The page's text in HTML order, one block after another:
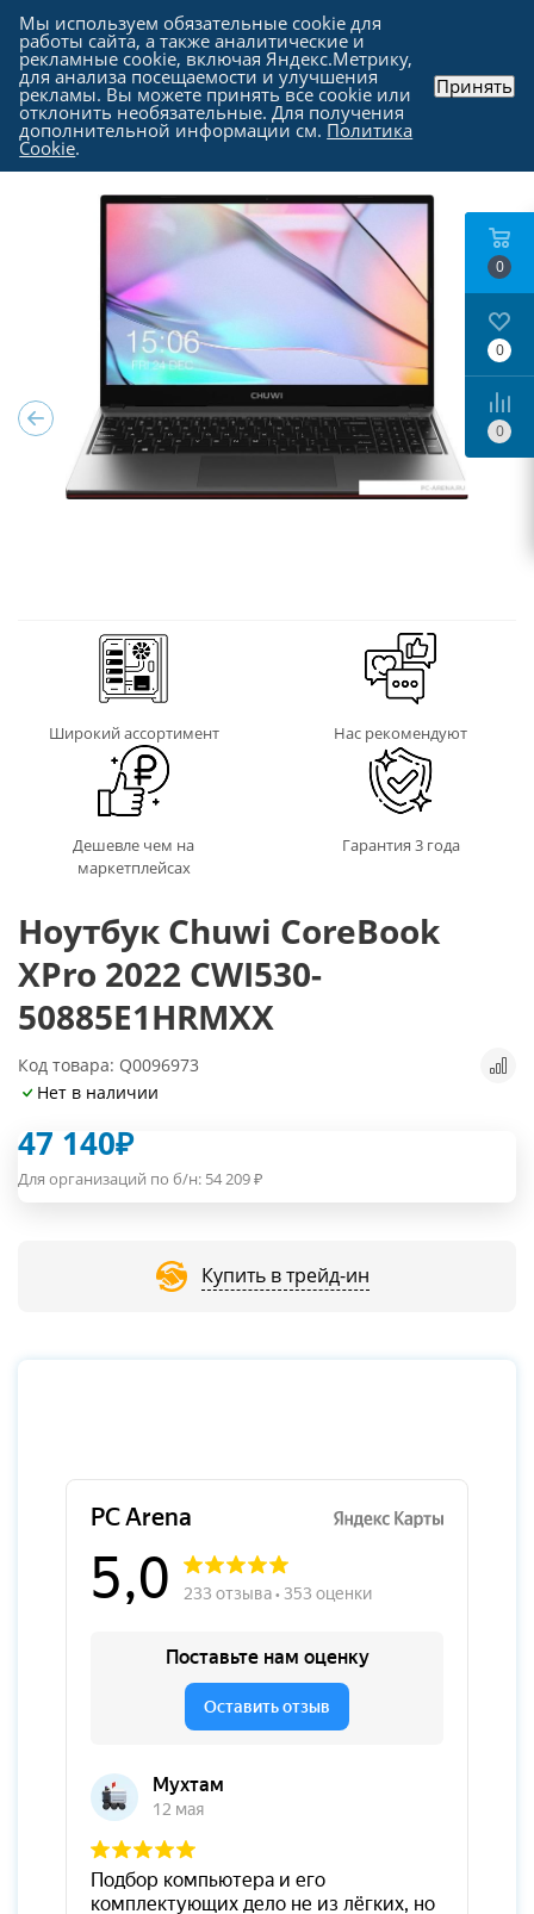
Каталог - Ноутбуки, моноблоки и прочие
-
Ноутбуки в Москве
Широкий ассортимент Нас рекомендуют
Дешевле чем на
маркетплейсах
Гарантия 3 года
Ноутбук Chuwi CoreBook
XPro 2022 CWI530-
50885E1HRMXX
Код товара: Q0096973
Нет в наличии
47 140₽
Для организаций по б/н: 54 209₽
Купить в трейд-ин
0
0
0
Мы используем обязательные cookie для
работы сайта, а также аналитические и
рекламные cookie, включая Яндекс.Метрику,
для анализа посещаемости и улучшения
рекламы. Вы можете принять все cookie или
отклонить необязательные. Для получения
дополнительной информации см. Политика
Cookie.
Принять